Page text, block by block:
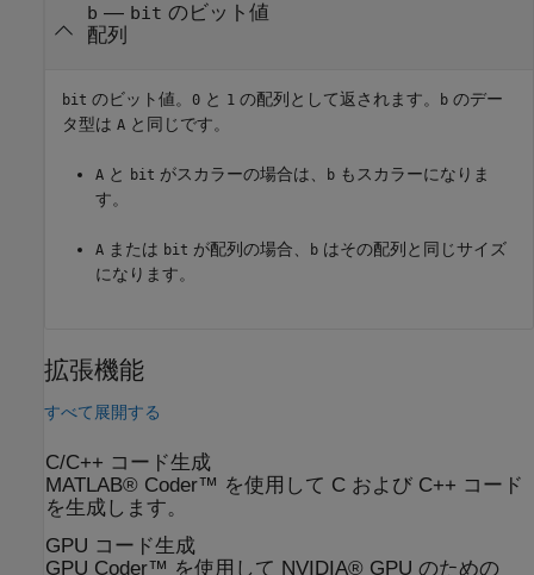
b — bit のビット値
配列
bit のビット値。 0 と 1 の配列として返されます。 b のデー
タ型は A と同じです。
A と bit がスカラーの場合は、 b もスカラーになりま
す。
A または bit が配列の場合、 b はその配列と同じサイズ
になります。
拡張機能
すべて展開する
C/C++ コード生成
MATLAB® Coder™ を使用して C および C++ コード
を生成します。
GPU コード生成
GPU Coder™ を使用して NVIDIA® GPU のための